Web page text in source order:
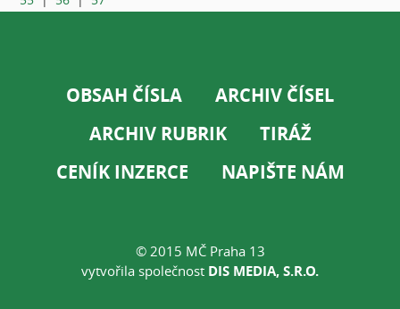
OBSAH ČÍSLA
ARCHIV ČÍSEL
ARCHIV RUBRIK
TIRÁŽ
CENÍK INZERCE
NAPIŠTE NÁM
© 2015 MČ Praha 13
vytvořila společnost DIS MEDIA, S.R.O.